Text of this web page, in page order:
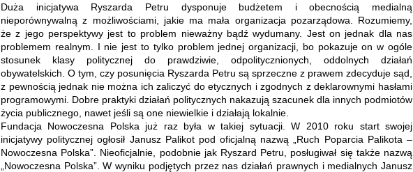
Duża inicjatywa Ryszarda Petru dysponuje budżetem i obecnością medialną
nieporównywalną z możliwościami, jakie ma mała organizacja pozarządowa. Rozumiemy,
że z jego perspektywy jest to problem nieważny bądź wydumany. Jest on jednak dla nas
problemem realnym. I nie jest to tylko problem jednej organizacji, bo pokazuje on w ogóle
stosunek klasy politycznej do prawdziwie, odpolitycznionych, oddolnych działań
obywatelskich. O tym, czy posunięcia Ryszarda Petru są sprzeczne z prawem zdecyduje sąd,
z pewnością jednak nie można ich zaliczyć do etycznych i zgodnych z deklarownymi hasłami
programowymi. Dobre praktyki działań politycznych nakazują szacunek dla innych podmiotów
życia publicznego, nawet jeśli są one niewielkie i działają lokalnie.
Fundacja Nowoczesna Polska już raz była w takiej sytuacji. W 2010 roku start swojej
inicjatywy politycznej ogłosił Janusz Palikot pod oficjalną nazwą „Ruch Poparcia Palikota –
Nowoczesna Polska”. Nieoficjalnie, podobnie jak Ryszard Petru, posługiwał się także nazwą
„Nowoczesna Polska”. W wyniku podjętych przez nas działań prawnych i medialnych Janusz